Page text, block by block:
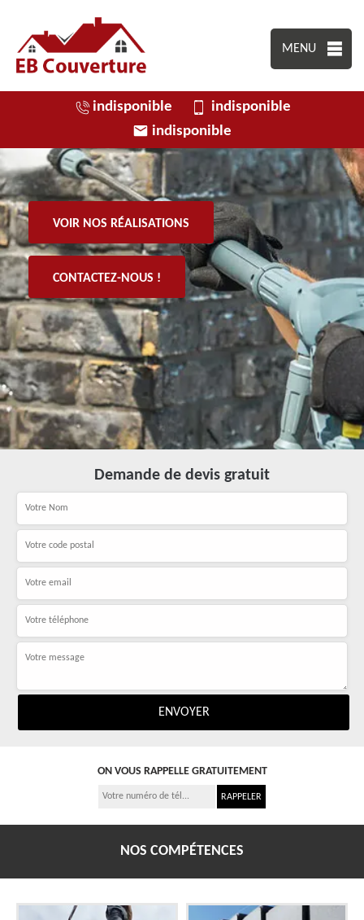
MENU
indisponible
indisponible
indisponible
VOIR NOS RÉALISATIONS
CONTACTEZ-NOUS !
Demande de devis gratuit
ON VOUS RAPPELLE GRATUITEMENT
NOS COMPÉTENCES